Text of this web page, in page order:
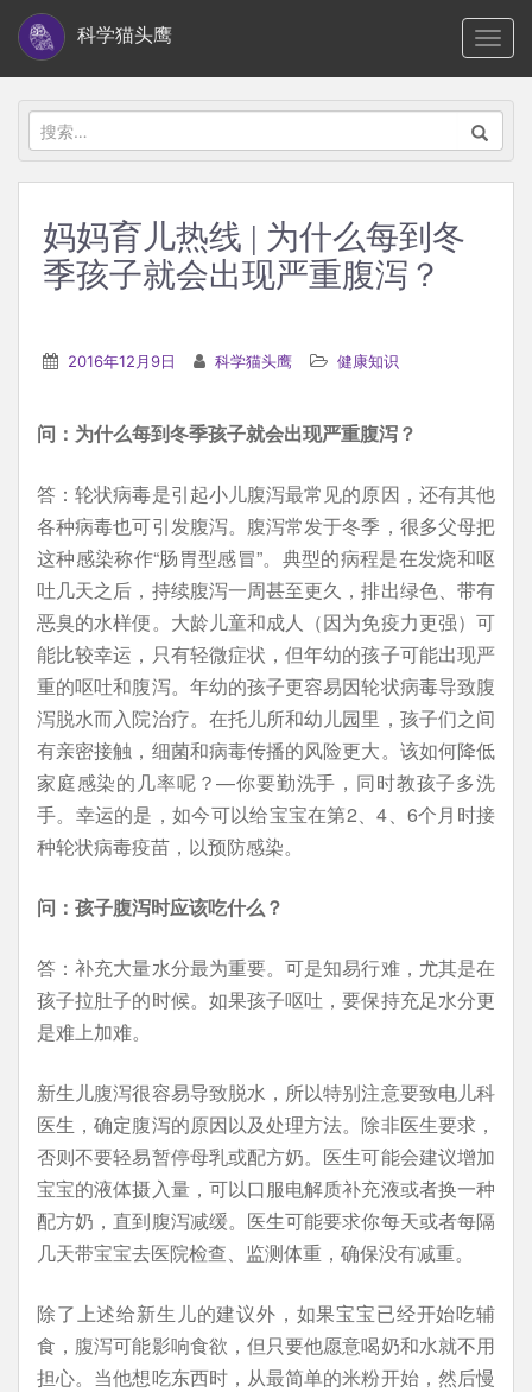
i
科学猫头鹰
搜
索：
妈妈育儿热线 | 为什么每到冬
季孩子就会出现严重腹泻？
2016年12月9日 科学猫头鹰 健康知识
问：为什么每到冬季孩子就会出现严重腹泻？
答：轮状病毒是引起小儿腹泻最常见的原因，还有其他
各种病毒也可引发腹泻。腹泻常发于冬季，很多父母把
这种感染称作“肠胃型感冒”。典型的病程是在发烧和呕
吐几天之后，持续腹泻一周甚至更久，排出绿色、带有
恶臭的水样便。大龄儿童和成人（因为免疫力更强）可
能比较幸运，只有轻微症状，但年幼的孩子可能出现严
重的呕吐和腹泻。年幼的孩子更容易因轮状病毒导致腹
泻脱水而入院治疗。在托儿所和幼儿园里，孩子们之间
有亲密接触，细菌和病毒传播的风险更大。该如何降低
家庭感染的几率呢？—你要勤洗手，同时教孩子多洗
手。幸运的是，如今可以给宝宝在第2、4、6个月时接
种轮状病毒疫苗，以预防感染。
问：孩子腹泻时应该吃什么？
答：补充大量水分最为重要。可是知易行难，尤其是在
孩子拉肚子的时候。如果孩子呕吐，要保持充足水分更
是难上加难。
新生儿腹泻很容易导致脱水，所以特别注意要致电儿科
医生，确定腹泻的原因以及处理方法。除非医生要求，
否则不要轻易暂停母乳或配方奶。医生可能会建议增加
宝宝的液体摄入量，可以口服电解质补充液或者换一种
配方奶，直到腹泻减缓。医生可能要求你每天或者每隔
几天带宝宝去医院检查、监测体重，确保没有减重。
除了上述给新生儿的建议外，如果宝宝已经开始吃辅
食，腹泻可能影响食欲，但只要他愿意喝奶和水就不用
担心。当他想吃东西时，从最简单的米粉开始，然后慢